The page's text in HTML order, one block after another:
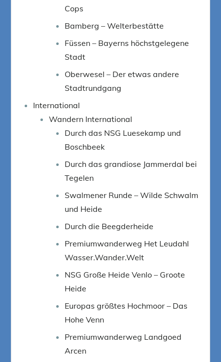
Cops
Bamberg – Welterbestätte
Füssen – Bayerns höchstgelegene
Stadt
Oberwesel – Der etwas andere
Stadtrundgang
International
Wandern International
Durch das NSG Luesekamp und
Boschbeek
Durch das grandiose Jammerdal bei
Tegelen
Swalmener Runde – Wilde Schwalm
und Heide
Durch die Beegderheide
Premiumwanderweg Het Leudahl
Wasser.Wander.Welt
NSG Große Heide Venlo – Groote
Heide
Europas größtes Hochmoor – Das
Hohe Venn
Premiumwanderweg Landgoed
Arcen